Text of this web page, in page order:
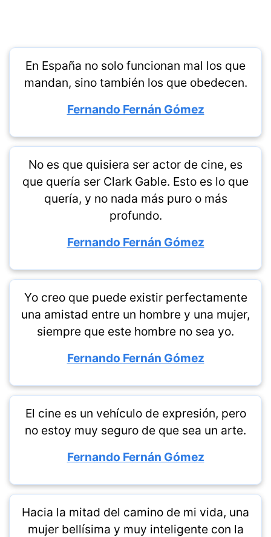
En España no solo funcionan mal los que
mandan, sino también los que obedecen.
Fernando Fernán Gómez
No es que quisiera ser actor de cine, es
que quería ser Clark Gable. Esto es lo que
quería, y no nada más puro o más
profundo.
Fernando Fernán Gómez
Yo creo que puede existir perfectamente
una amistad entre un hombre y una mujer,
siempre que este hombre no sea yo.
Fernando Fernán Gómez
El cine es un vehículo de expresión, pero
no estoy muy seguro de que sea un arte.
Fernando Fernán Gómez
Hacia la mitad del camino de mi vida, una
mujer bellísima y muy inteligente con la